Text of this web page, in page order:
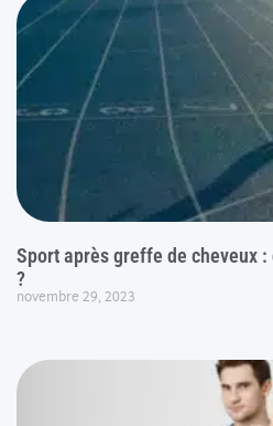
Sport après greffe de cheveux
?
novembre 29, 2023